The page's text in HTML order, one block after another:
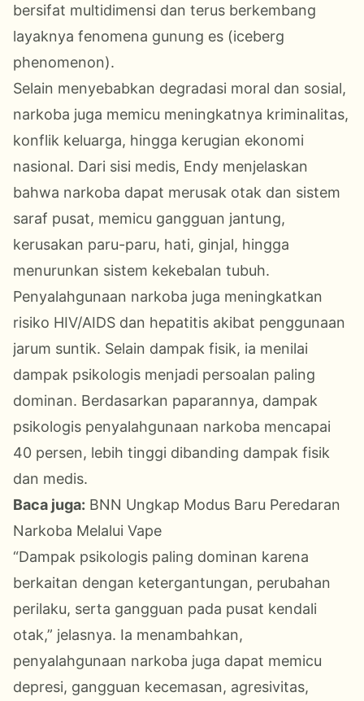
bersifat multidimensi dan terus berkembang
layaknya fenomena gunung es (iceberg
phenomenon).
Selain menyebabkan degradasi moral dan sosial,
narkoba juga memicu meningkatnya kriminalitas,
konflik keluarga, hingga kerugian ekonomi
nasional. Dari sisi medis, Endy menjelaskan
bahwa narkoba dapat merusak otak dan sistem
saraf pusat, memicu gangguan jantung,
kerusakan paru-paru, hati, ginjal, hingga
menurunkan sistem kekebalan tubuh.
Penyalahgunaan narkoba juga meningkatkan
risiko HIV/AIDS dan hepatitis akibat penggunaan
jarum suntik. Selain dampak fisik, ia menilai
dampak psikologis menjadi persoalan paling
dominan. Berdasarkan paparannya, dampak
psikologis penyalahgunaan narkoba mencapai
40 persen, lebih tinggi dibanding dampak fisik
dan medis.
Baca juga: BNN Ungkap Modus Baru Peredaran
Narkoba Melalui Vape
“Dampak psikologis paling dominan karena
berkaitan dengan ketergantungan, perubahan
perilaku, serta gangguan pada pusat kendali
otak,” jelasnya. Ia menambahkan,
penyalahgunaan narkoba juga dapat memicu
depresi, gangguan kecemasan, agresivitas,